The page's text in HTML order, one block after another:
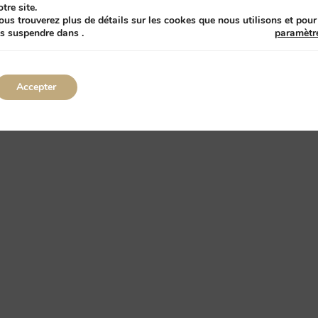
site.
trouverez plus de détails sur les cookes que nous utilisons et pour
suspendre dans .
Accepter